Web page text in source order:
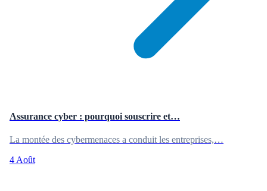
Assurance cyber : pourquoi souscrire et…
La montée des cybermenaces a conduit les entreprises,…
4 Août